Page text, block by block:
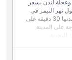
لندن بسعر
لمدة 40 دقيقة على طول نهر التيمز في
الوقت الذي تختاره. واصل استكشاف العاصمة برحلة مدتها 30 دقيقة على
التي تقدم إطلالات بزاوية 360 درجة على المدينة